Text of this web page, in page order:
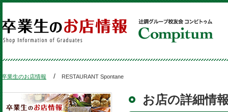
卒業生のお店情報 RESTAURANT Spontane
お店の詳細情